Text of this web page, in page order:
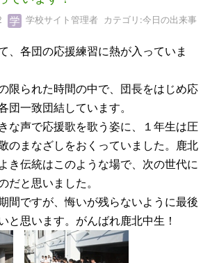
学校サイト管理者 カテゴリ:今日の出来事
、各団の応援練習に熱が入っていま
限られた時間の中で、団長をはじめ応
団一致団結しています。
な声で応援歌を歌う姿に、１年生は圧
のまなざしをおくっていました。鹿北
き伝統はこのような場で、次の世代に
だと思いました。
間ですが、悔いが残らないように最後
と思います。がんばれ鹿北中生！